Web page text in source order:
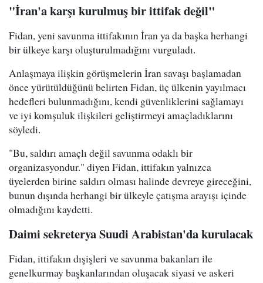
"İran'a karşı kurulmuş bir ittifak değil"
Fidan, yeni savunma ittifakının İran ya da başka herhangi
bir ülkeye karşı oluşturulmadığını vurguladı.
Anlaşmaya ilişkin görüşmelerin İran savaşı başlamadan
önce yürütüldüğünü belirten Fidan, üç ülkenin yayılmacı
hedefleri bulunmadığını, kendi güvenliklerini sağlamayı
ve iyi komşuluk ilişkileri geliştirmeyi amaçladıklarını
söyledi.
"Bu, saldırı amaçlı değil savunma odaklı bir
organizasyondur." diyen Fidan, ittifakın yalnızca
üyelerden birine saldırı olması halinde devreye gireceğini,
bunun dışında herhangi bir ülkeyle çatışma arayışı içinde
olmadığını kaydetti.
Daimi sekreterya Suudi Arabistan'da kurulacak
Fidan, ittifakın dışişleri ve savunma bakanları ile
genelkurmay başkanlarından oluşacak siyasi ve askeri